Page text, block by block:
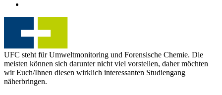
UFC steht für Umweltmonitoring und Forensische Chemie. Die
meisten können sich darunter nicht viel vorstellen, daher möchten
wir Euch/Ihnen diesen wirklich interessanten Studiengang
näherbringen.